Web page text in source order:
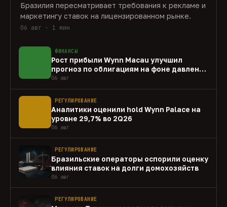
Бразилия пересматривает требования к рекламе и
маркетингу ставок на лицензированном рынке.
06 авг · 1 мин
ФИНАНСЫ
Рост прибыли Wynn Macau улучшил
прогноз по облигациям на фоне давления
capex
06 авг
РЕГУЛИРОВАНИЕ
Аналитики оценили hold Wynn Palace на
уровне 29,7% во 2Q26
06 авг
РЕГУЛИРОВАНИЕ
Бразильские операторы оспорили оценку
влияния ставок на долги домохозяйств
06 авг
РЕГУЛИРОВАНИЕ